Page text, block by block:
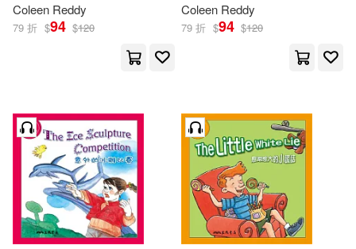
Coleen Reddy
79 折 $94 $120
Coleen Reddy
79 折 $94 $120